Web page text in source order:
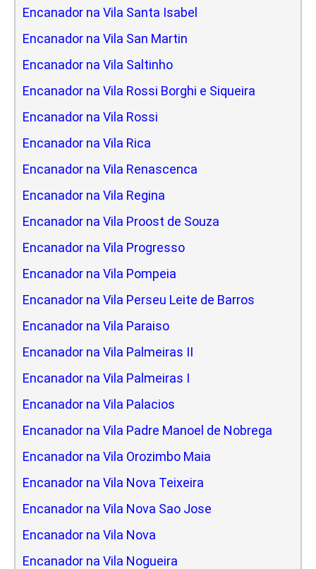
Encanador na Vila Santa Isabel
Encanador na Vila San Martin
Encanador na Vila Saltinho
Encanador na Vila Rossi Borghi e Siqueira
Encanador na Vila Rossi
Encanador na Vila Rica
Encanador na Vila Renascenca
Encanador na Vila Regina
Encanador na Vila Proost de Souza
Encanador na Vila Progresso
Encanador na Vila Pompeia
Encanador na Vila Perseu Leite de Barros
Encanador na Vila Paraiso
Encanador na Vila Palmeiras II
Encanador na Vila Palmeiras I
Encanador na Vila Palacios
Encanador na Vila Padre Manoel de Nobrega
Encanador na Vila Orozimbo Maia
Encanador na Vila Nova Teixeira
Encanador na Vila Nova Sao Jose
Encanador na Vila Nova
Encanador na Vila Nogueira